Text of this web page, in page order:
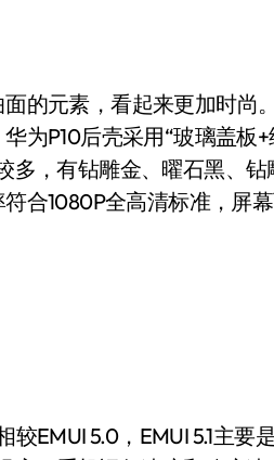
的元素，看起来更加时尚
为P10后壳采用“玻璃盖板
，有钻雕金、曜石黑、钻
合1080P全高清标准，屏
EMUI 5.0，EMUI 5.1主要